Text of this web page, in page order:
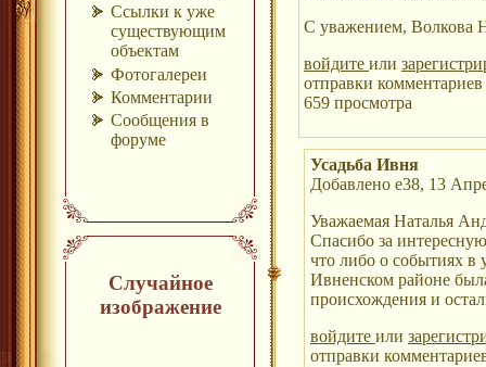
Ссылки к уже
существующим
объектам
Фотогалереи
Комментарии
Сообщения в
форуме
Случайное
изображение
С уважением, Волкова
войдите или
отправки
659 просмотра
Усадьба Ивня
Добавлено e38, 13
Уважаемая Наталья
Спасибо за
что либо о событиях в
Ивненском районе
происхождения и
войдите или
отправки